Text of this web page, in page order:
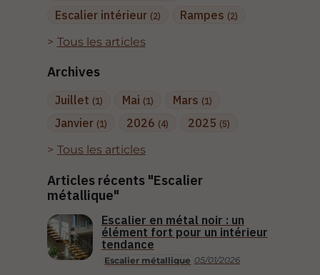
Escalier intérieur (2) Rampes (2)
Tous les articles
Archives
Juillet (1) Mai (1) Mars (1)
Janvier (1) 2026 (4) 2025 (5)
Tous les articles
Articles récents "Escalier
métallique"
Escalier métallique 05/01/2026
Escalier en métal noir : un
élément fort pour un intérieur
tendance